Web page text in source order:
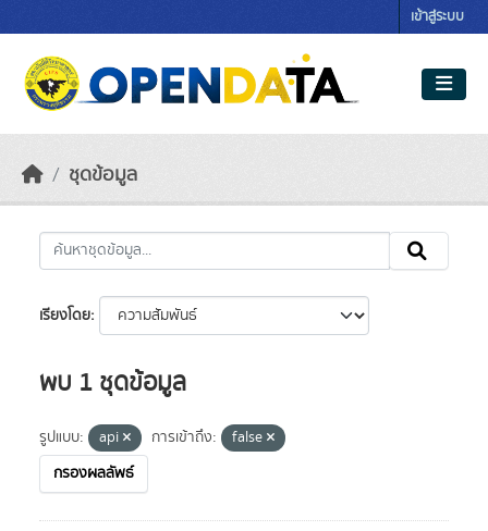
เข้าสู่ระบบ
ชุดข้อมูล
เรียงโดย
พบ 1 ชุดข้อมูล
รูปแบบ: api การเข้าถึง:
false
กรองผลลัพธ์